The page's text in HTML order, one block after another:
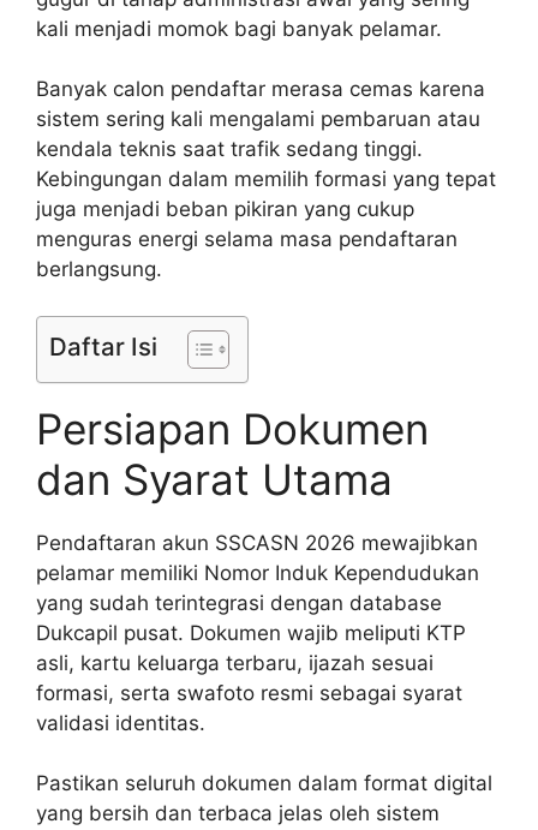
kali menjadi momok bagi banyak pelamar.
Banyak calon pendaftar merasa cemas karena
sistem sering kali mengalami pembaruan atau
kendala teknis saat trafik sedang tinggi.
Kebingungan dalam memilih formasi yang tepat
juga menjadi beban pikiran yang cukup
menguras energi selama masa pendaftaran
berlangsung.
Daftar Isi
Persiapan Dokumen
dan Syarat Utama
Pendaftaran akun SSCASN 2026 mewajibkan
pelamar memiliki Nomor Induk Kependudukan
yang sudah terintegrasi dengan database
Dukcapil pusat. Dokumen wajib meliputi KTP
asli, kartu keluarga terbaru, ijazah sesuai
formasi, serta swafoto resmi sebagai syarat
validasi identitas.
Pastikan seluruh dokumen dalam format digital
yang bersih dan terbaca jelas oleh sistem